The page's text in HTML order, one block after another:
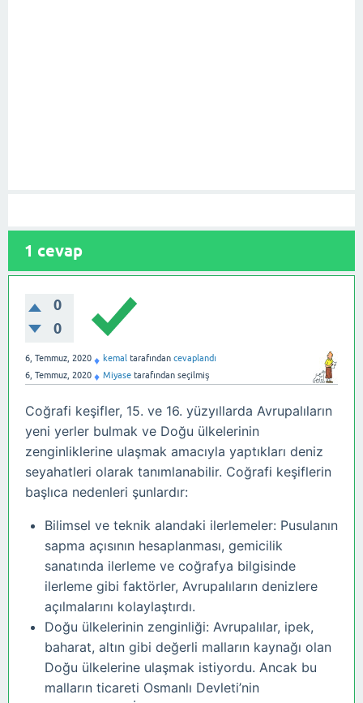
1 cevap
0
0
6, Temmuz, 2020 ♦ kemal tarafından cevaplandı
6, Temmuz, 2020 ♦ Miyase tarafından seçilmiş
Coğrafi keşifler, 15. ve 16. yüzyıllarda Avrupalıların
yeni yerler bulmak ve Doğu ülkelerinin
zenginliklerine ulaşmak amacıyla yaptıkları deniz
seyahatleri olarak tanımlanabilir. Coğrafi keşiflerin
başlıca nedenleri şunlardır:
Bilimsel ve teknik alandaki ilerlemeler: Pusulanın
sapma açısının hesaplanması, gemicilik
sanatında ilerleme ve coğrafya bilgisinde
ilerleme gibi faktörler, Avrupalıların denizlere
açılmalarını kolaylaştırdı.
Doğu ülkelerinin zenginliği: Avrupalılar, ipek,
baharat, altın gibi değerli malların kaynağı olan
Doğu ülkelerine ulaşmak istiyordu. Ancak bu
malların ticareti Osmanlı Devleti’nin